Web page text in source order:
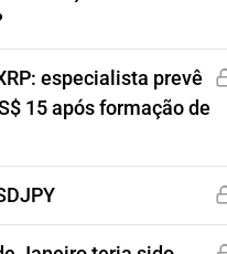
especialista prevê
15 após formação de